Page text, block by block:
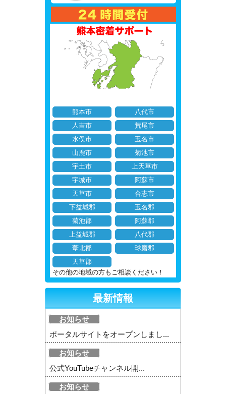
熊本市
八代市
人吉市
荒尾市
水俣市
玉名市
山鹿市
菊池市
宇土市
上天草市
宇城市
阿蘇市
天草市
合志市
下益城郡
玉名郡
菊池郡
阿蘇郡
上益城郡
八代郡
葦北郡
球磨郡
天草郡
その他の地域の方もご相談ください！
最新情報
お知らせ
ポータルサイトをオープンしまし...
お知らせ
公式YouTubeチャンネル開...
お知らせ